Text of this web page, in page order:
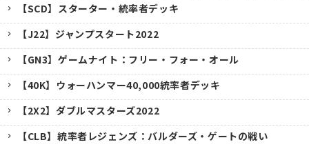
【SCD】スターター・統率者デッキ
【J22】ジャンプスタート2022
【GN3】ゲームナイト：フリー・フォー・オール
【40K】ウォーハンマー40,000統率者デッキ
【2X2】ダブルマスターズ2022
【CLB】統率者レジェンズ：バルダーズ・ゲートの戦い